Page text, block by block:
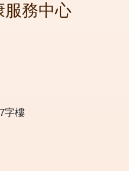
服務中心
字樓